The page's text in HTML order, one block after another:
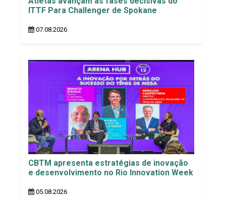
ITTF Para Challenger de Spokane
07.08.2026
CBTM apresenta estratégias de inovação
e desenvolvimento no Rio Innovation Week
05.08.2026